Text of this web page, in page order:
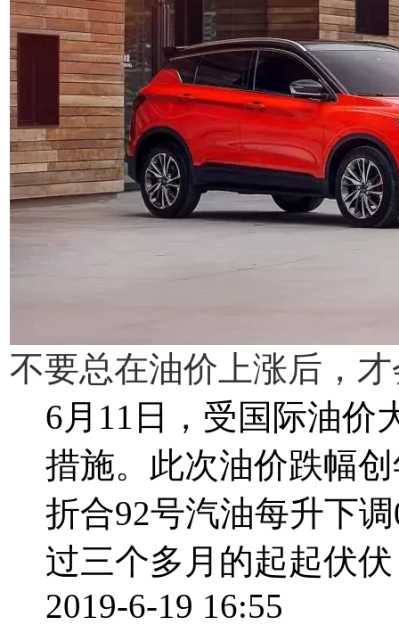
不要总在油价上涨后，
6月11日，受国际油价
措施。此次油价跌幅
折合92号汽油每升下
过三个多月的起起伏
2019-6-19 16:55